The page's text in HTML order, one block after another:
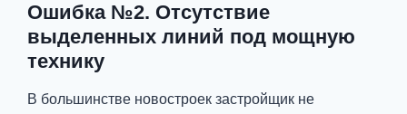
Ошибка №2. Отсутствие
выделенных линий под мощную
технику
В большинстве новостроек застройщик не